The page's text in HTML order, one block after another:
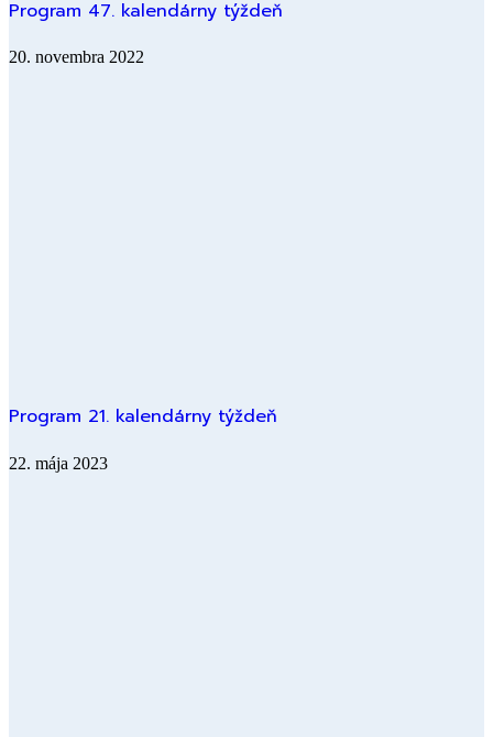
Program 47. kalendárny týždeň
20. novembra 2022
Program 21. kalendárny týždeň
22. mája 2023